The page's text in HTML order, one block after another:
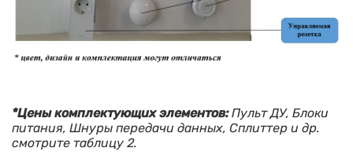
*Цены комплектующих элементов:Пульт ДУ, Блоки
питания, Шнуры передачи данных, Сплиттер и др.
смотрите таблицу 2.